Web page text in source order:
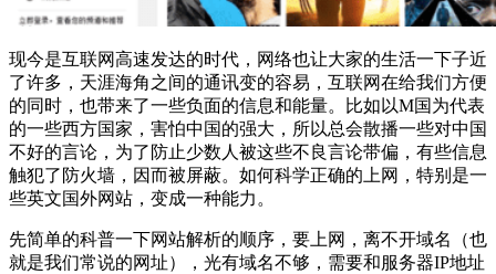
现今是互联网高速发达的时代，网络也让大家的生活一下子近
了许多，天涯海角之间的通讯变的容易，互联网在给我们方便
的同时，也带来了一些负面的信息和能量。比如以M国为代表
的一些西方国家，害怕中国的强大，所以总会散播一些对中国
不好的言论，为了防止少数人被这些不良言论带偏，有些信息
触犯了防火墙，因而被屏蔽。如何科学正确的上网，特别是一
些英文国外网站，变成一种能力。
先简单的科普一下网站解析的顺序，要上网，离不开域名（也
就是我们常说的网址），光有域名不够，需要和服务器IP地址